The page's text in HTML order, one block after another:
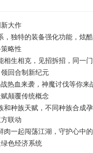
大作
，独特的装备强化功能，炫
略性
相生相克，见招拆招，同一门
回合制新纪元
热血来袭，神魔讨伐等你来
颠覆传统概念
和种族天赋，不同种族合成
联动
肉一起闯荡江湖，守护心中的
色经济系统